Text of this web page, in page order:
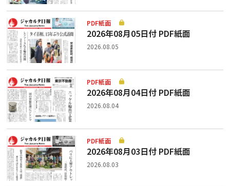
PDF紙面
2026年08月05日付 PDF紙面
2026.08.05
PDF紙面
2026年08月04日付 PDF紙面
2026.08.04
PDF紙面
2026年08月03日付 PDF紙面
2026.08.03